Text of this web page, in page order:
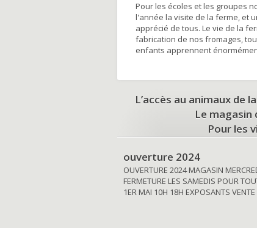
Pour les écoles et les groupes
l'année la visite de la ferme, et
apprécié de tous. Le vie de la
fabrication de nos fromages,
enfants apprennent
L’accès au animaux de
Le magasin
Pour les
ouverture 2024
OUVERTURE 2024 MAGASIN
FERMETURE LES SAMEDIS POUR
1ER MAI 10H 18H EXPOSANTS